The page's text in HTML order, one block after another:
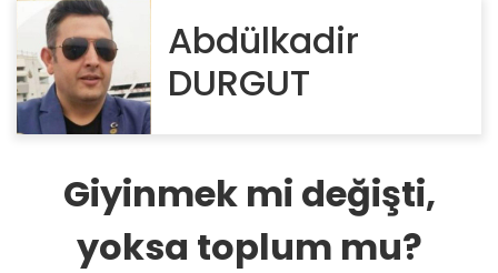
Abdülkadir
DURGUT
Giyinmek mi değişti,
yoksa toplum mu?